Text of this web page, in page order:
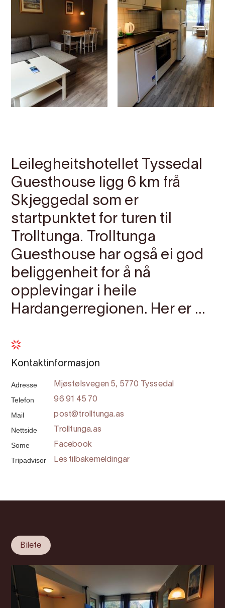
Leilegheitshotellet Tyssedal
Guesthouse ligg 6 km frå
Skjeggedal som er
startpunktet for turen til
Trolltunga. Trolltunga
Guesthouse har også ei god
beliggenheit for å nå
opplevingar i heile
Hardangerregionen. Her er ...
Kontaktinformasjon
Adresse Mjøstølsvegen 5, 5770 Tyssedal
Telefon 96 91 45 70
Mail post@trolltunga.as
Nettside Trolltunga.as
Some Facebook
Tripadvisor Les tilbakemeldingar
Bilete